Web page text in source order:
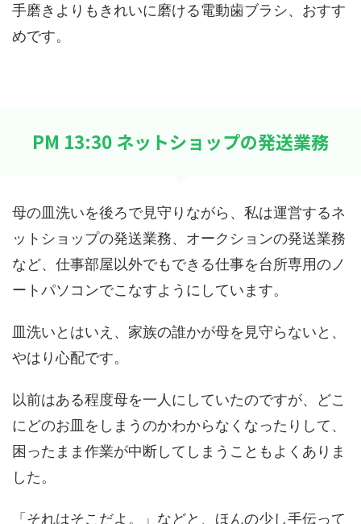
手磨きよりもきれいに磨ける電動歯ブラシ、おすす
めです。
PM 13:30 ネットショップの発送業務
母の皿洗いを後ろで見守りながら、私は運営するネ
ットショップの発送業務、オークションの発送業務
など、仕事部屋以外でもできる仕事を台所専用のノ
ートパソコンでこなすようにしています。
皿洗いとはいえ、家族の誰かが母を見守らないと、
やはり心配です。
以前はある程度母を一人にしていたのですが、どこ
にどのお皿をしまうのかわからなくなったりして、
困ったまま作業が中断してしまうこともよくありま
した。
「それはそこだよ。」などと、ほんの少し手伝って